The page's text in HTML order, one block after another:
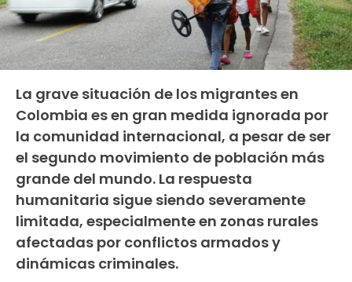
La grave situación de los migrantes en
Colombia es en gran medida ignorada por
la comunidad internacional, a pesar de ser
el segundo movimiento de población más
grande del mundo. La respuesta
humanitaria sigue siendo severamente
limitada, especialmente en zonas rurales
afectadas por conflictos armados y
dinámicas criminales.